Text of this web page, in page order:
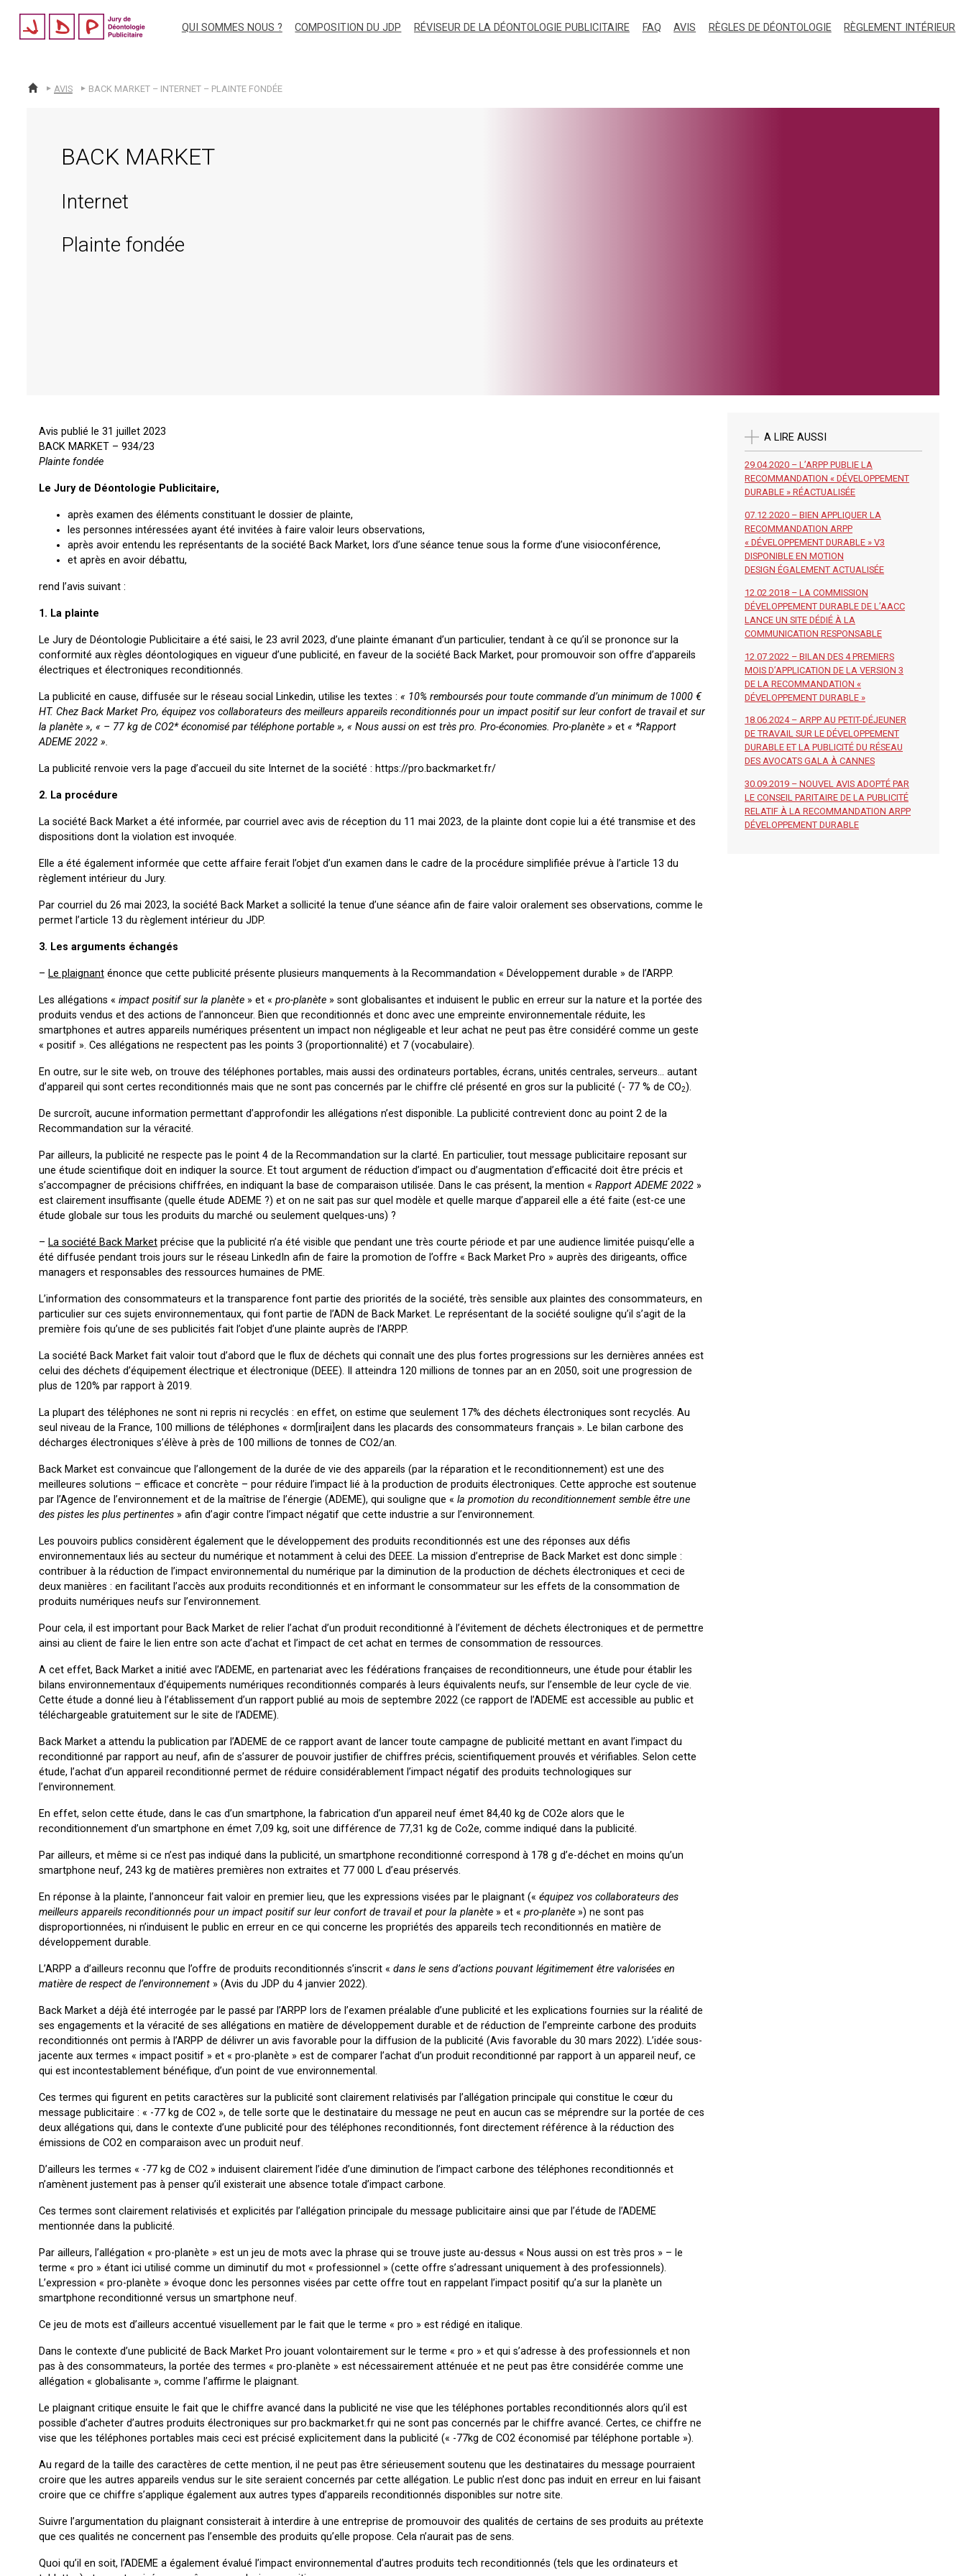
jdp QUI SOMMES NOUS ? COMPOSITION DU JDP RÉVISEUR DE LA DÉONTOLOGIE PUBLICITAIRE FAQ AVIS RÈGLES DE DÉONTOLOGIE RÈGLEMENT INTÉRIEUR
ACCUEIL
AVIS BACK MARKET – INTERNET – PLAINTE FONDÉE
BACK MARKET
Internet
Plainte fondée
Avis publié le 31 juillet 2023
BACK MARKET – 934/23
Plainte fondée
Le Jury de Déontologie Publicitaire,
après examen des éléments constituant le dossier de plainte,
les personnes intéressées ayant été invitées à faire valoir leurs observations,
après avoir entendu les représentants de la société Back Market, lors d’une séance tenue sous la forme d’une visioconférence,
et après en avoir débattu,
rend l’avis suivant :
1. La plainte
Le Jury de Déontologie Publicitaire a été saisi, le 23 avril 2023, d’une plainte émanant d’un particulier, tendant à ce qu’il se prononce sur la
conformité aux règles déontologiques en vigueur d’une publicité, en faveur de la société Back Market, pour promouvoir son offre d’appareils
électriques et électroniques reconditionnés.
La publicité en cause, diffusée sur le réseau social Linkedin, utilise les textes : « 10% remboursés pour toute commande d’un minimum de 1000 €
HT. Chez Back Market Pro, équipez vos collaborateurs des meilleurs appareils reconditionnés pour un impact positif sur leur confort de travail et sur
la planète », « – 77 kg de CO2* économisé par téléphone portable », « Nous aussi on est très pro. Pro-économies. Pro-planète » et « *Rapport
ADEME 2022 ».
La publicité renvoie vers la page d’accueil du site Internet de la société : https://pro.backmarket.fr/
2. La procédure
La société Back Market a été informée, par courriel avec avis de réception du 11 mai 2023, de la plainte dont copie lui a été transmise et des
dispositions dont la violation est invoquée.
Elle a été également informée que cette affaire ferait l’objet d’un examen dans le cadre de la procédure simplifiée prévue à l’article 13 du
règlement intérieur du Jury.
Par courriel du 26 mai 2023, la société Back Market a sollicité la tenue d’une séance afin de faire valoir oralement ses observations, comme le
permet l’article 13 du règlement intérieur du JDP.
3. Les arguments échangés
– Le plaignanténonce que cette publicité présente plusieurs manquements à la Recommandation « Développement durable » de l’ARPP.
Les allégations « impact positif sur la planète» et « pro-planète» sont globalisantes et induisent le public en erreur sur la nature et la portée des
produits vendus et des actions de l’annonceur. Bien que reconditionnés et donc avec une empreinte environnementale réduite, les
smartphones et autres appareils numériques présentent un impact non négligeable et leur achat ne peut pas être considéré comme un geste
« positif ». Ces allégations ne respectent pas les points 3 (proportionnalité) et 7 (vocabulaire).
En outre, sur le site web, on trouve des téléphones portables, mais aussi des ordinateurs portables, écrans, unités centrales, serveurs… autant
d’appareil qui sont certes reconditionnés mais que ne sont pas concernés par le chiffre clé présenté en gros sur la publicité (- 77 % de CO2).
De surcroît, aucune information permettant d’approfondir les allégations n’est disponible. La publicité contrevient donc au point 2 de la
Recommandation sur la véracité.
Par ailleurs, la publicité ne respecte pas le point 4 de la Recommandation sur la clarté. En particulier, tout message publicitaire reposant sur
une étude scientifique doit en indiquer la source. Et tout argument de réduction d’impact ou d’augmentation d’efficacité doit être précis et
s’accompagner de précisions chiffrées, en indiquant la base de comparaison utilisée. Dans le cas présent, la mention « Rapport ADEME 2022»
est clairement insuffisante (quelle étude ADEME ?) et on ne sait pas sur quel modèle et quelle marque d’appareil elle a été faite (est-ce une
étude globale sur tous les produits du marché ou seulement quelques-uns) ?
– La société Back Marketprécise que la publicité n’a été visible que pendant une très courte période et par une audience limitée puisqu’elle a
été diffusée pendant trois jours sur le réseau LinkedIn afin de faire la promotion de l’offre « Back Market Pro » auprès des dirigeants, office
managers et responsables des ressources humaines de PME.
L’information des consommateurs et la transparence font partie des priorités de la société, très sensible aux plaintes des consommateurs, en
particulier sur ces sujets environnementaux, qui font partie de l’ADN de Back Market. Le représentant de la société souligne qu’il s’agit de la
première fois qu’une de ses publicités fait l’objet d’une plainte auprès de l’ARPP.
La société Back Market fait valoir tout d’abord que le flux de déchets qui connaît une des plus fortes progressions sur les dernières années est
celui des déchets d’équipement électrique et électronique (DEEE). Il atteindra 120 millions de tonnes par an en 2050, soit une progression de
plus de 120% par rapport à 2019.
La plupart des téléphones ne sont ni repris ni recyclés : en effet, on estime que seulement 17% des déchets électroniques sont recyclés. Au
seul niveau de la France, 100 millions de téléphones « dorm[irai]ent dans les placards des consommateurs français ». Le bilan carbone des
décharges électroniques s’élève à près de 100 millions de tonnes de CO2/an.
Back Market est convaincue que l’allongement de la durée de vie des appareils (par la réparation et le reconditionnement) est une des
meilleures solutions – efficace et concrète – pour réduire l’impact lié à la production de produits électroniques. Cette approche est soutenue
par l’Agence de l’environnement et de la maîtrise de l’énergie (ADEME), qui souligne que « la promotion du reconditionnement semble être une
des pistes les plus pertinentes» afin d’agir contre l’impact négatif que cette industrie a sur l’environnement.
Les pouvoirs publics considèrent également que le développement des produits reconditionnés est une des réponses aux défis
environnementaux liés au secteur du numérique et notamment à celui des DEEE. La mission d’entreprise de Back Market est donc simple :
contribuer à la réduction de l’impact environnemental du numérique par la diminution de la production de déchets électroniques et ceci de
deux manières : en facilitant l’accès aux produits reconditionnés et en informant le consommateur sur les effets de la consommation de
produits numériques neufs sur l’environnement.
Pour cela, il est important pour Back Market de relier l’achat d’un produit reconditionné à l’évitement de déchets électroniques et de permettre
ainsi au client de faire le lien entre son acte d’achat et l’impact de cet achat en termes de consommation de ressources.
A cet effet, Back Market a initié avec l’ADEME, en partenariat avec les fédérations françaises de reconditionneurs, une étude pour établir les
bilans environnementaux d’équipements numériques reconditionnés comparés à leurs équivalents neufs, sur l’ensemble de leur cycle de vie.
Cette étude a donné lieu à l’établissement d’un rapport publié au mois de septembre 2022 (ce rapport de l’ADEME est accessible au public et
téléchargeable gratuitement sur le site de l’ADEME).
Back Market a attendu la publication par l’ADEME de ce rapport avant de lancer toute campagne de publicité mettant en avant l’impact du
reconditionné par rapport au neuf, afin de s’assurer de pouvoir justifier de chiffres précis, scientifiquement prouvés et vérifiables. Selon cette
étude, l’achat d’un appareil reconditionné permet de réduire considérablement l’impact négatif des produits technologiques sur
l’environnement.
En effet, selon cette étude, dans le cas d’un smartphone, la fabrication d’un appareil neuf émet 84,40 kg de CO2e alors que le
reconditionnement d’un smartphone en émet 7,09 kg, soit une différence de 77,31 kg de Co2e, comme indiqué dans la publicité.
Par ailleurs, et même si ce n’est pas indiqué dans la publicité, un smartphone reconditionné correspond à 178 g d’e-déchet en moins qu’un
smartphone neuf, 243 kg de matières premières non extraites et 77 000 L d’eau préservés.
En réponse à la plainte, l’annonceur fait valoir en premier lieu, que les expressions visées par le plaignant (« équipez vos collaborateurs des
meilleurs appareils reconditionnés pour un impact positif sur leur confort de travail et pour la planète» et « pro-planète») ne sont pas
disproportionnées, ni n’induisent le public en erreur en ce qui concerne les propriétés des appareils tech reconditionnés en matière de
développement durable.
L’ARPP a d’ailleurs reconnu que l’offre de produits reconditionnés s’inscrit « dans le sens d’actions pouvant légitimement être valorisées en
matière de respect de l’environnement» (Avis du JDP du 4 janvier 2022).
Back Market a déjà été interrogée par le passé par l’ARPP lors de l’examen préalable d’une publicité et les explications fournies sur la réalité de
ses engagements et la véracité de ses allégations en matière de développement durable et de réduction de l’empreinte carbone des produits
reconditionnés ont permis à l’ARPP de délivrer un avis favorable pour la diffusion de la publicité (Avis favorable du 30 mars 2022). L’idée sous-
jacente aux termes « impact positif » et « pro-planète » est de comparer l’achat d’un produit reconditionné par rapport à un appareil neuf, ce
qui est incontestablement bénéfique, d’un point de vue environnemental.
Ces termes qui figurent en petits caractères sur la publicité sont clairement relativisés par l’allégation principale qui constitue le cœur du
message publicitaire : « -77 kg de CO2 », de telle sorte que le destinataire du message ne peut en aucun cas se méprendre sur la portée de ces
deux allégations qui, dans le contexte d’une publicité pour des téléphones reconditionnés, font directement référence à la réduction des
émissions de CO2 en comparaison avec un produit neuf.
D’ailleurs les termes « -77 kg de CO2 » induisent clairement l’idée d’une diminution de l’impact carbone des téléphones reconditionnés et
n’amènent justement pas à penser qu’il existerait une absence totale d’impact carbone.
Ces termes sont clairement relativisés et explicités par l’allégation principale du message publicitaire ainsi que par l’étude de l’ADEME
mentionnée dans la publicité.
Par ailleurs, l’allégation « pro-planète » est un jeu de mots avec la phrase qui se trouve juste au-dessus « Nous aussi on est très pros » – le
terme « pro » étant ici utilisé comme un diminutif du mot « professionnel » (cette offre s’adressant uniquement à des professionnels).
L’expression « pro-planète » évoque donc les personnes visées par cette offre tout en rappelant l’impact positif qu’a sur la planète un
smartphone reconditionné versus un smartphone neuf.
Ce jeu de mots est d’ailleurs accentué visuellement par le fait que le terme « pro » est rédigé en italique.
Dans le contexte d’une publicité de Back Market Pro jouant volontairement sur le terme « pro » et qui s’adresse à des professionnels et non
pas à des consommateurs, la portée des termes « pro-planète » est nécessairement atténuée et ne peut pas être considérée comme une
allégation « globalisante », comme l’affirme le plaignant.
Le plaignant critique ensuite le fait que le chiffre avancé dans la publicité ne vise que les téléphones portables reconditionnés alors qu’il est
possible d’acheter d’autres produits électroniques sur pro.backmarket.fr qui ne sont pas concernés par le chiffre avancé. Certes, ce chiffre ne
vise que les téléphones portables mais ceci est précisé explicitement dans la publicité (« -77kg de CO2 économisé par téléphone portable »).
Au regard de la taille des caractères de cette mention, il ne peut pas être sérieusement soutenu que les destinataires du message pourraient
croire que les autres appareils vendus sur le site seraient concernés par cette allégation. Le public n’est donc pas induit en erreur en lui faisant
croire que ce chiffre s’applique également aux autres types d’appareils reconditionnés disponibles sur notre site.
Suivre l’argumentation du plaignant consisterait à interdire à une entreprise de promouvoir des qualités de certains de ses produits au prétexte
que ces qualités ne concernent pas l’ensemble des produits qu’elle propose. Cela n’aurait pas de sens.
Quoi qu’il en soit, l’ADEME a également évalué l’impact environnemental d’autres produits tech reconditionnés (tels que les ordinateurs et
A LIRE AUSSI
29.04.2020 – L’ARPP PUBLIE LA
RECOMMANDATION « DÉVELOPPEMENT
DURABLE » RÉACTUALISÉE
07.12.2020 – BIEN APPLIQUER LA
RECOMMANDATION ARPP
« DÉVELOPPEMENT DURABLE » V3
DISPONIBLE EN MOTION
DESIGN ÉGALEMENT ACTUALISÉE
12.02.2018 – LA COMMISSION
DÉVELOPPEMENT DURABLE DE L’AACC
LANCE UN SITE DÉDIÉ À LA
COMMUNICATION RESPONSABLE
12.07.2022 – BILAN DES 4 PREMIERS
MOIS D’APPLICATION DE LA VERSION 3
DE LA RECOMMANDATION «
DÉVELOPPEMENT DURABLE »
18.06.2024 – ARPP AU PETIT-DÉJEUNER
DE TRAVAIL SUR LE DÉVELOPPEMENT
DURABLE ET LA PUBLICITÉ DU RÉSEAU
DES AVOCATS GALA À CANNES
30.09.2019 – NOUVEL AVIS ADOPTÉ PAR
LE CONSEIL PARITAIRE DE LA PUBLICITÉ
RELATIF À LA RECOMMANDATION ARPP
DÉVELOPPEMENT DURABLE